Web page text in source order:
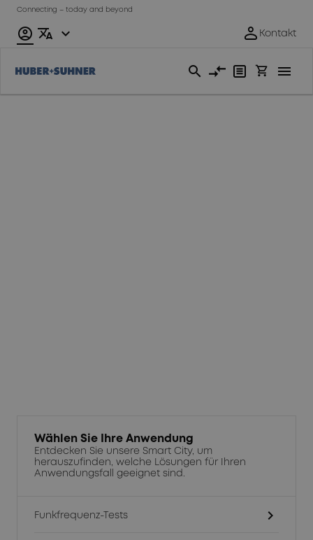
Connecting – today and beyond
Wählen Sie Ihre Anwendung
Entdecken Sie unsere Smart City, um
herauszufinden, welche Lösungen für Ihren
Anwendungsfall geeignet sind.
Funkfrequenz-Tests chevron_right